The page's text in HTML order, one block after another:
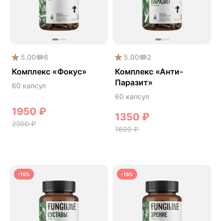
Онколинейка
Онкопротектор
Орех чёрный
Острое зрение
Память
Поддержка иммунитета
Помощь при аллергии
Природный антибиотик
Противовирусное
Расторопша
СДВГ
5.00 6
Комплекс «Фокус»
60 капсул
1950 ₽
2300₽
5.00 2
Комплекс «Анти-
Паразит»
60 капсул
1350 ₽
1600₽
-15% -15%